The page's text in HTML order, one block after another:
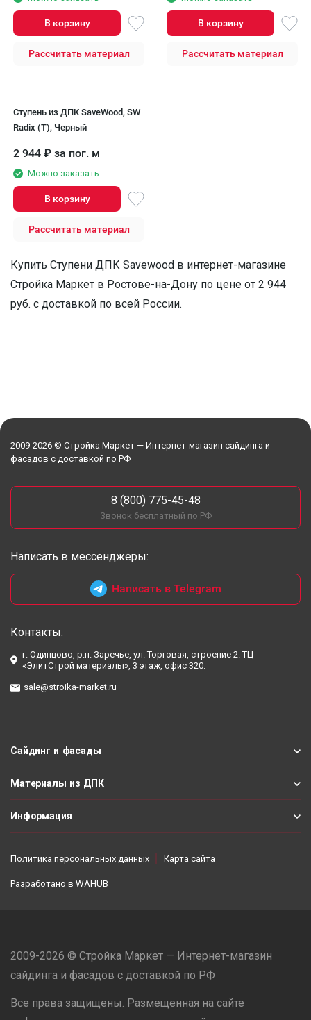
В корзину
Рассчитать материал
В корзину
Рассчитать материал
Ступень из ДПК SaveWood, SW
Radix (T), Черный
2 944 ₽ за пог. м
Можно заказать
В корзину
Рассчитать материал
Купить Ступени ДПК Savewood в интернет-магазине
Стройка Маркет в Ростове-на-Дону по цене от 2 944
руб. с доставкой по всей России.
2009-2026 © Стройка Маркет — Интернет-магазин сайдинга и
фасадов с доставкой по РФ
8 (800) 775-45-48
Звонок бесплатный по РФ
Написать в мессенджеры:
Написать в Telegram
Контакты:
г. Одинцово, р.п. Заречье, ул. Торговая, строение 2. ТЦ
«ЭлитСтрой материалы», 3 этаж, офис 320.
sale@stroika-market.ru
Сайдинг и фасады
Материалы из ДПК
Информация
Политика персональных данных Карта сайта
Разработано в WAHUB
2009-2026 © Стройка Маркет — Интернет-магазин
сайдинга и фасадов с доставкой по РФ
Все права защищены. Размещенная на сайте